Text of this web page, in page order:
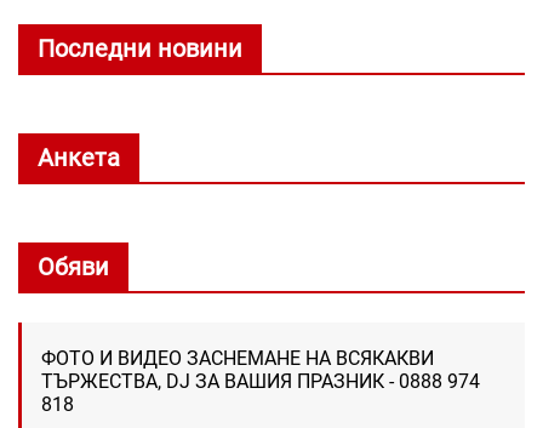
Последни новини
Анкета
Обяви
ФОТО И ВИДЕО ЗАСНЕМАНЕ НА ВСЯКАКВИ
ТЪРЖЕСТВА, DJ ЗА ВАШИЯ ПРАЗНИК - 0888 974
818